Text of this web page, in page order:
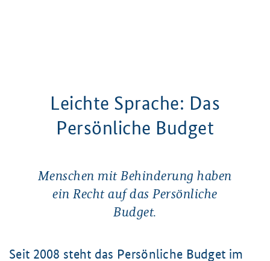
Leichte Sprache: Das
Persönliche Budget
Menschen mit Behinderung haben
ein Recht auf das Persönliche
Budget.
Seit 2008 steht das Persönliche Budget im